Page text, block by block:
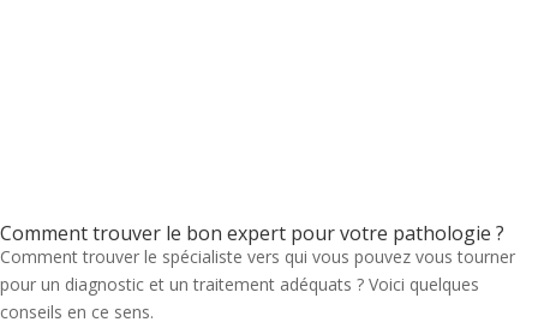
Comment trouver le bon expert pour votre pathologie ?
Comment trouver le spécialiste vers qui vous pouvez vous tourner
pour un diagnostic et un traitement adéquats ? Voici quelques
conseils en ce sens.